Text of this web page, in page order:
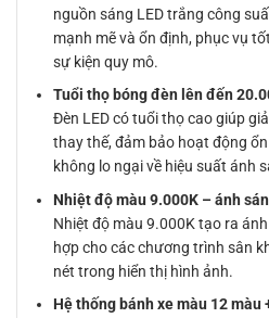
nguồn sáng LED trắng công
mạnh mẽ và ổn định, phục vụ
sự kiện quy mô.
Tuổi thọ bóng đèn lên đến
Đèn LED có tuổi thọ cao giúp
thay thế, đảm bảo hoạt động
không lo ngại về hiệu suất ánh
Nhiệt độ màu 9.000K – ánh
Nhiệt độ màu 9.000K tạo ra
hợp cho các chương trình sân
nét trong hiển thị hình ảnh.
Hệ thống bánh xe màu 12 màu